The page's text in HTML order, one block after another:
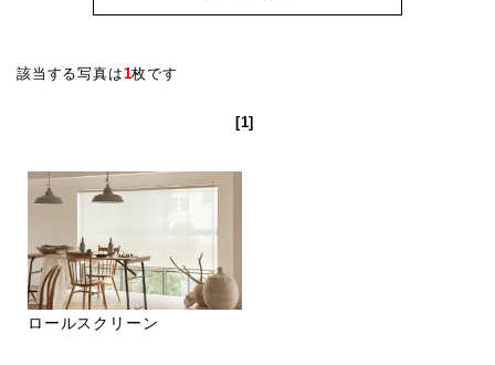
該当する写真は1枚です
[1]
ロールスクリーン